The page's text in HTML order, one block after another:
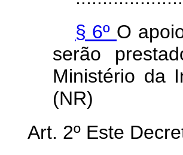
§ 6º O
serão
Ministério da
(NR)
Art. 2º Este